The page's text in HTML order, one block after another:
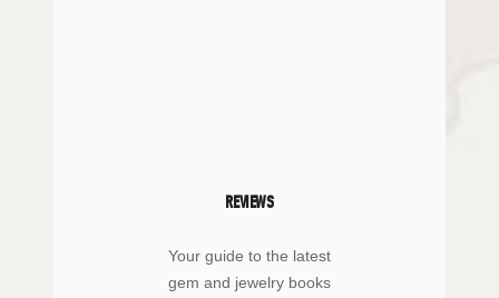
REVIEWS
Your guide to the latest
gem and jewelry books